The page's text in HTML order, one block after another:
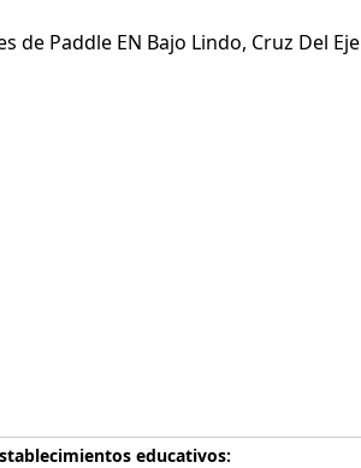
de Paddle EN Bajo Lindo, Cruz Del Eje
educativos: